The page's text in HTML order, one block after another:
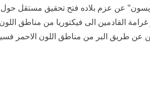
عن عزم بلاده فتح تحقيق مستقل
لأو غرامة القادمين الى فيكتوريا من مناطق
اما القادمين عن طريق البر من مناطق اللون